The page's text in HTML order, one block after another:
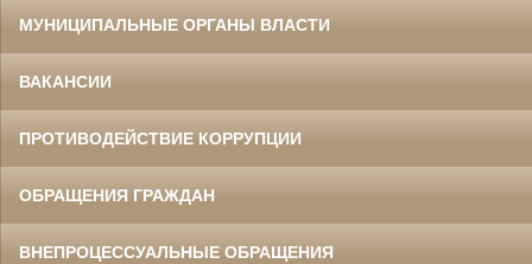
МУНИЦИПАЛЬНЫЕ ОРГАНЫ ВЛАСТИ
ВАКАНСИИ
ПРОТИВОДЕЙСТВИЕ КОРРУПЦИИ
ОБРАЩЕНИЯ ГРАЖДАН
ВНЕПРОЦЕССУАЛЬНЫЕ ОБРАЩЕНИЯ